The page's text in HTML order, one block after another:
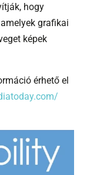
hogy
grafikai
képek
érhető el